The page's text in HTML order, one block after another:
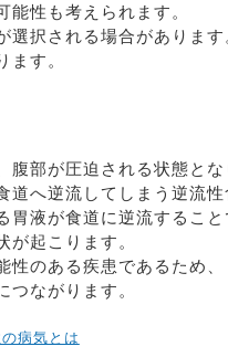
性も考えられます。
択される場合がありま
す。
部が圧迫される状態とな
へ逆流してしまう逆流
液が食道に逆流するこ
起こります。
のある疾患であるため、
ながります。
病気とは